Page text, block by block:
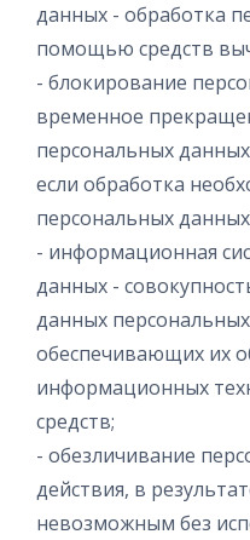
данных - обработка
помощью средств
- блокирование
временное
персональных
если обработка
персональных
- информационная
данных -
данных
обеспечивающих их
информационных
средств;
- обезличивание
действия, в
невозможным без